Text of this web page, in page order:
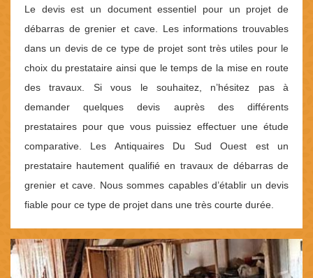
Le devis est un document essentiel pour un projet de
débarras de grenier et cave. Les informations trouvables
dans un devis de ce type de projet sont très utiles pour le
choix du prestataire ainsi que le temps de la mise en route
des travaux. Si vous le souhaitez, n’hésitez pas à
demander quelques devis auprès des différents
prestataires pour que vous puissiez effectuer une étude
comparative. Les Antiquaires Du Sud Ouest est un
prestataire hautement qualifié en travaux de débarras de
grenier et cave. Nous sommes capables d’établir un devis
fiable pour ce type de projet dans une très courte durée.